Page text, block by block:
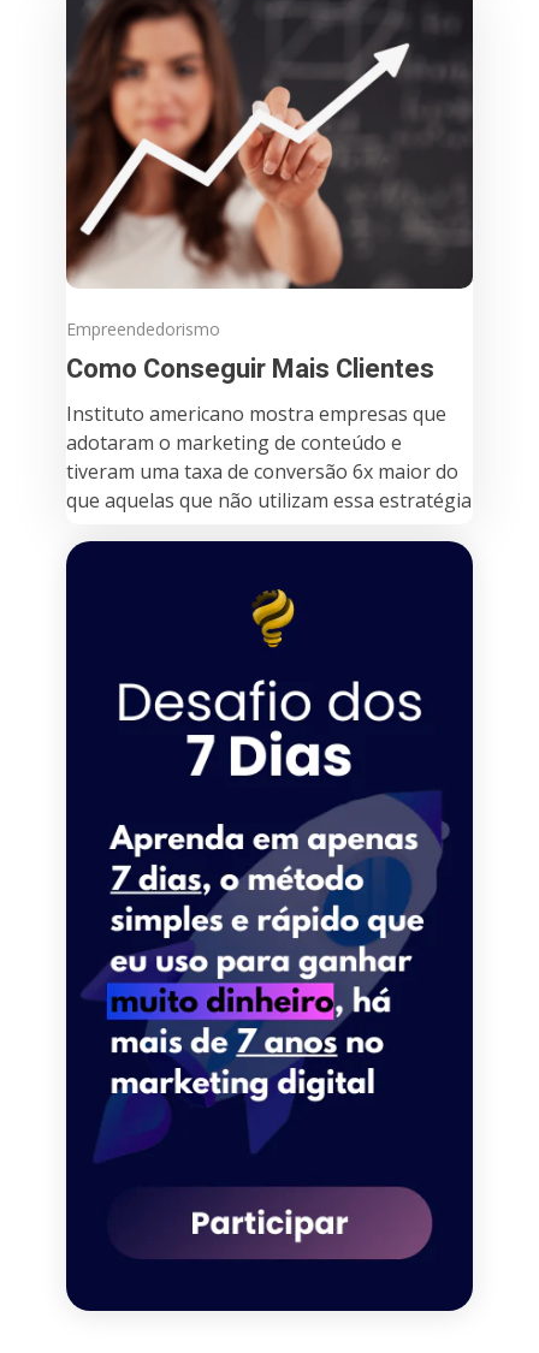
Empreendedorismo
Como Conseguir Mais Clientes
Instituto americano mostra empresas que
adotaram o marketing de conteúdo e
tiveram uma taxa de conversão 6x maior do
que aquelas que não utilizam essa estratégia